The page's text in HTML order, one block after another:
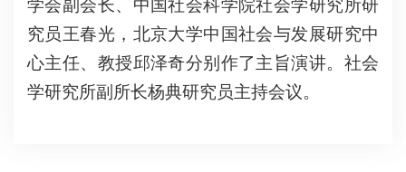
学会副会长、中国社会科学院社会学研究所研
究员王春光，北京大学中国社会与发展研究中
心主任、教授邱泽奇分别作了主旨演讲。 社会
学研究所副所长杨典研究员主持会议。